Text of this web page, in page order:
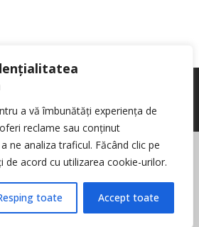
a vă îmbunătăți experiența de
reclame sau conținut
ne analiza traficul. Făcând clic pe
de acord cu utilizarea cookie-urilor.
toate Accept toate
Politica de cookie-
privire la prelucrarea de date personale
Log in